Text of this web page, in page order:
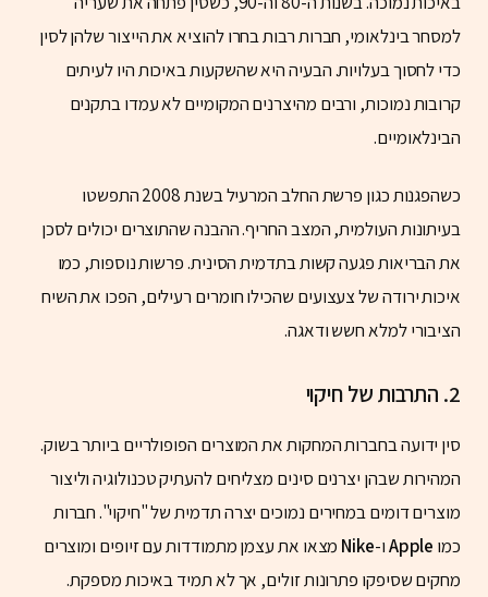
למסחר בינלאומי, חברות רבות בחרו להוציא את הייצור שלהן לסין
כדי לחסוך בעלויות. הבעיה היא שהשקעות באיכות היו לעיתים
קרובות נמוכות, ורבים מהיצרנים המקומיים לא עמדו בתקנים
הבינלאומיים.
כשהפגנות כגון פרשת החלב המרעיל בשנת 2008 התפשטו
בעיתונות העולמית, המצב החריף. ההבנה שהתוצרים יכולים לסכן
את הבריאות פגעה קשות בתדמית הסינית. פרשות נוספות, כמו
איכות ירודה של צעצועים שהכילו חומרים רעילים, הפכו את השיח
הציבורי למלא חשש ודאגה.
2. התרבות של חיקוי
סין ידועה בחברות המחקות את המוצרים הפופולריים ביותר בשוק.
המהירות שבהן יצרנים סינים מצליחים להעתיק טכנולוגיה וליצור
מוצרים דומים במחירים נמוכים יצרה תדמית של "חיקוי". חברות
כמו Appleו-Nike מצאו את עצמן מתמודדות עם זיופים ומוצרים
מחקים שסיפקו פתרונות זולים, אך לא תמיד באיכות מספקת.